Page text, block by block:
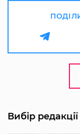
Вибір редакції